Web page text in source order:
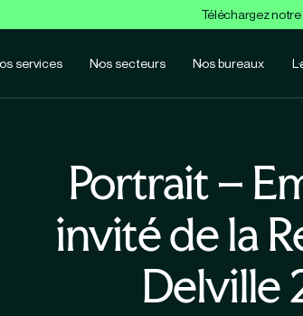
Téléchargez
services Nos secteurs Nos bureaux
Portrait –
invité de la
Delville